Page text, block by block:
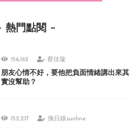
熱門點閱
156,162 蔡佳璇
朋友心情不好，要他把負面情緒講出來其
實沒幫助？
152,217 換日線sunline